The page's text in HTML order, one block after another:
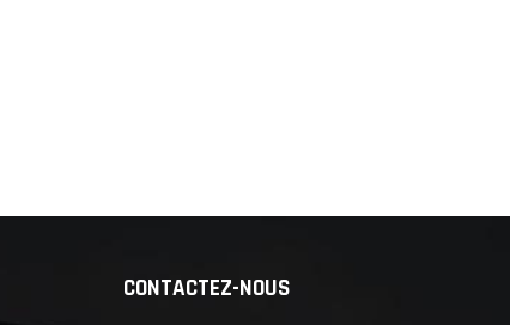
CONTACTEZ-NOUS